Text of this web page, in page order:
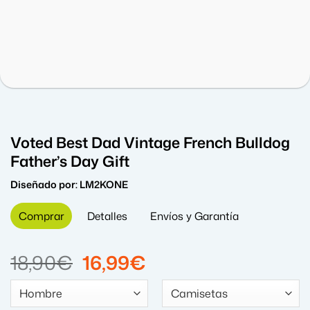
Voted Best Dad Vintage French Bulldog
Father’s Day Gift
Diseñado por:LM2KONE
Comprar Detalles Envíos y Garantía
18,90€ El
precio
original
16,99€
precio
actual